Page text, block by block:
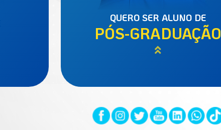
QUERO SER ALUNO DE
PÓS-GRADUAÇÃO